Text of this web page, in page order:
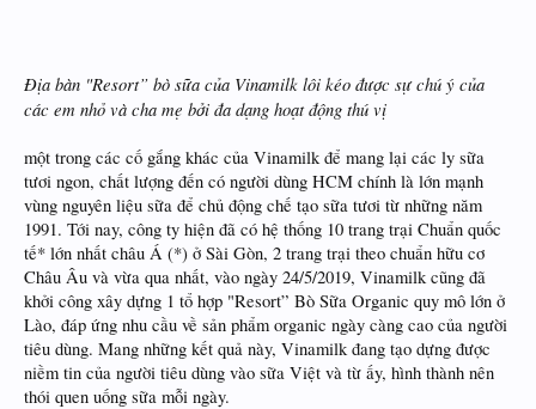
Địa bàn "Resort” bò sữa của Vinamilk lôi kéo được sự chú ý của
các em nhỏ và cha mẹ bởi đa dạng hoạt động thú vị
một trong các cố gắng khác của Vinamilk để mang lại các ly sữa
tươi ngon, chất lượng đến có người dùng HCM chính là lớn mạnh
vùng nguyên liệu sữa để chủ động chế tạo sữa tươi từ những năm
1991. Tới nay, công ty hiện đã có hệ thống 10 trang trại Chuẩn quốc
tế* lớn nhất châu Á (*) ở Sài Gòn, 2 trang trại theo chuẩn hữu cơ
Châu Âu và vừa qua nhất, vào ngày 24/5/2019, Vinamilk cũng đã
khởi công xây dựng 1 tổ hợp "Resort” Bò Sữa Organic quy mô lớn ở
Lào, đáp ứng nhu cầu về sản phẩm organic ngày càng cao của người
tiêu dùng. Mang những kết quả này, Vinamilk đang tạo dựng được
niềm tin của người tiêu dùng vào sữa Việt và từ ấy, hình thành nên
thói quen uống sữa mỗi ngày.